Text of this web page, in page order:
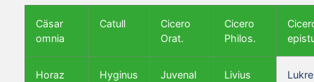
Cäsar
omnia
Catull
Cicero
Orat.
Cicero
Philos.
Horaz
Hyginus
Juvenal
Livius